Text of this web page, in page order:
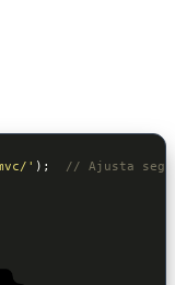
' ); // Ajusta